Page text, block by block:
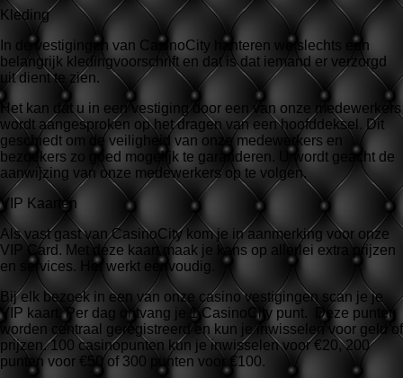
Kleding
In de vestigingen van CasinoCity hanteren we slechts een
belangrijk kledingvoorschrift en dat is dat iemand er verzorgd
uit dient te zien.
Het kan dat u in een vestiging door een van onze medewerkers
wordt aangesproken op het dragen van een hoofddeksel. Dit
geschiedt om de veiligheid van onze medewerkers en
bezoekers zo goed mogelijk te garanderen. U wordt geacht de
aanwijzing van onze medewerkers op te volgen.
VIP Kaarten
Als vast gast van CasinoCity kom je in aanmerking voor onze
VIP Card. Met deze kaart maak je kans op allerlei extra prijzen
en services. Het werkt eenvoudig.
Bij elk bezoek in een van onze casino vestigingen scan je je
VIP kaart. Per dag ontvang je 1 CasinoCity punt. Deze punten
worden centraal geregistreerd en kun je inwisselen voor geld of
prijzen. 100 casinopunten kun je inwisselen voor €20, 200
punten voor €50 of 300 punten voor €100.